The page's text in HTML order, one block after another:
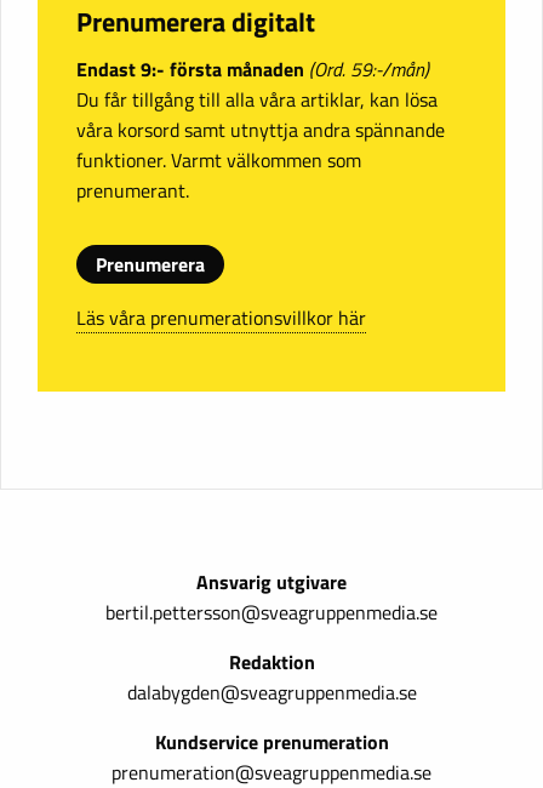
Prenumerera digitalt
Endast 9:- första månaden (Ord. 59:-/mån)
Du får tillgång till alla våra artiklar, kan lösa
våra korsord samt utnyttja andra spännande
funktioner. Varmt välkommen som
prenumerant.
Prenumerera
Läs våra prenumerationsvillkor här
Ansvarig utgivare
bertil.pettersson@sveagruppenmedia.se
Redaktion
dalabygden@sveagruppenmedia.se
Kundservice prenumeration
prenumeration@sveagruppenmedia.se